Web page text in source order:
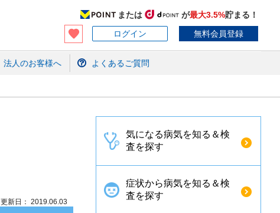
または が最大3.5%貯まる！
ログイン 無料会員登録
法人のお客様へ よくあるご質問
更新日： 2019.06.03
気になる病気を知る＆検
査を探す
症状から病気を知る＆検
査を探す